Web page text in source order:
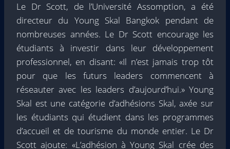
Le Dr Scott, de l’Université Assomption, a été
directeur du Young Skal Bangkok pendant de
nombreuses années. Le Dr Scott encourage les
étudiants à investir dans leur développement
professionnel, en disant: «Il n’est jamais trop tôt
pour que les futurs leaders commencent à
réseauter avec les leaders d’aujourd’hui.» Young
Skal est une catégorie d’adhésions Skal, axée sur
les étudiants qui étudient dans les programmes
d’accueil et de tourisme du monde entier. Le Dr
Scott ajoute: «L’adhésion à Young Skal crée des